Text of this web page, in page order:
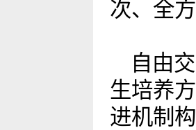
次、全
自由
生培养
进机制